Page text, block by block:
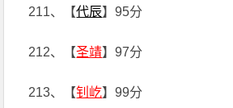
211、【代辰】95分
212、【圣靖】97分
213、【钊屹】99分